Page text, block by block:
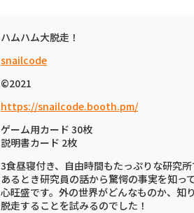
ハムハム大脱走！
snailcode
©2021
https://snailcode.booth.pm/
ゲーム用カード 30枚
説明書カード 2枚
3食昼寝付き、自由時間もたっぷりな研究
あるとき研究員の話から驚愕の事実を知っ
心旺盛です。外の世界がどんなものか、知
脱走することを試みるのでした！